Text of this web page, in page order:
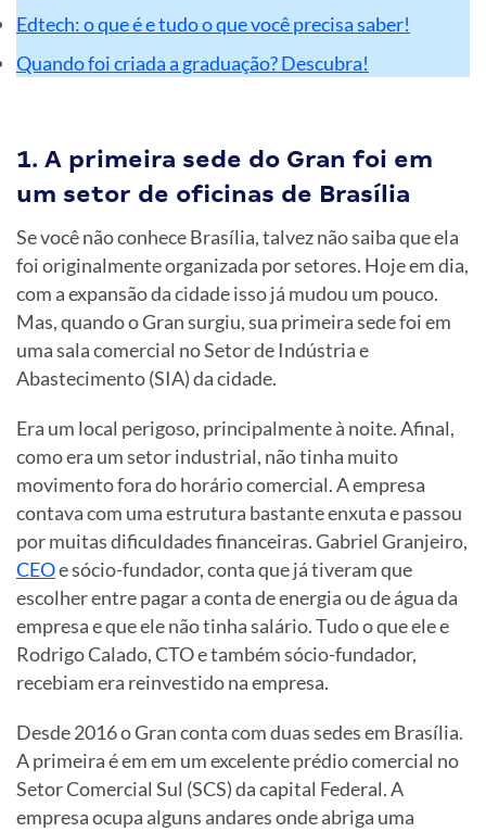
Edtech: o que é e tudo o que você precisa saber!
Quando foi criada a graduação? Descubra!
1. A primeira sede do Gran foi em
um setor de oficinas de Brasília
Se você não conhece Brasília, talvez não saiba que ela
foi originalmente organizada por setores. Hoje em dia,
com a expansão da cidade isso já mudou um pouco.
Mas, quando o Gran surgiu, sua primeira sede foi em
uma sala comercial no Setor de Indústria e
Abastecimento (SIA) da cidade.
Era um local perigoso, principalmente à noite. Afinal,
como era um setor industrial, não tinha muito
movimento fora do horário comercial. A empresa
contava com uma estrutura bastante enxuta e passou
por muitas dificuldades financeiras. Gabriel Granjeiro,
CEOe sócio-fundador, conta que já tiveram que
escolher entre pagar a conta de energia ou de água da
empresa e que ele não tinha salário. Tudo o que ele e
Rodrigo Calado, CTO e também sócio-fundador,
recebiam era reinvestido na empresa.
Desde 2016 o Gran conta com duas sedes em Brasília.
A primeira é em em um excelente prédio comercial no
Setor Comercial Sul (SCS) da capital Federal. A
empresa ocupa alguns andares onde abriga uma